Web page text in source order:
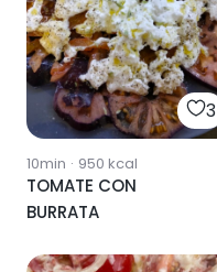
3
10min · 950 kcal
TOMATE CON
BURRATA